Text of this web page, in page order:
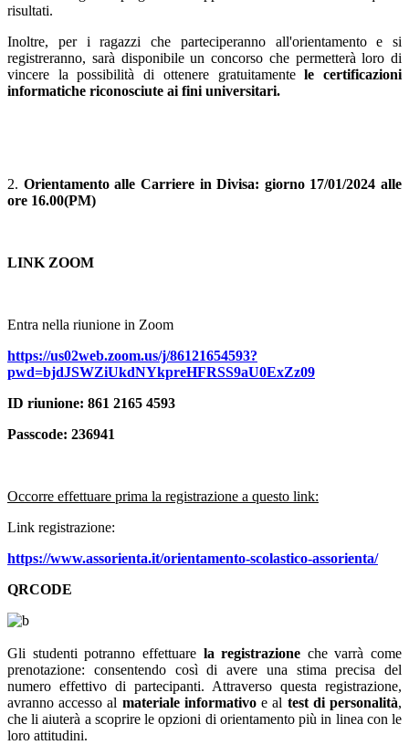
risultati.
Inoltre, per i ragazzi che parteciperanno all'orientamento e si
registreranno, sarà disponibile un concorso che permetterà loro di
vincere la possibilità di ottenere gratuitamentele certificazioni
informatiche riconosciute ai fini universitari.
2. Orientamento alle Carriere in Divisa: giorno 17/01/2024 alle
ore 16.00(PM)
LINK ZOOM
Entra nella riunione in Zoom
https://us02web.zoom.us/j/86121654593?
pwd=bjdJSWZiUkdNYkpreHFRSS9aU0ExZz09
ID riunione: 861 2165 4593
Passcode: 236941
Occorre effettuare prima la registrazione a questo link:
Link registrazione:
https://www.assorienta.it/orientamento-scolastico-assorienta/
QRCODE
Gli studenti potranno effettuare la registrazione che varrà come
prenotazione: consentendo così di avere una stima precisa del
numero effettivo di partecipanti. Attraverso questa registrazione,
avranno accesso al materiale informativoe al test di personalità,
che li aiuterà a scoprire le opzioni di orientamento più in linea con le
loro attitudini.